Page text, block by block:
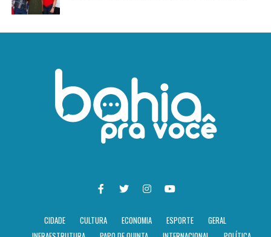
CIDADE CULTURA ECONOMIA ESPORTE
GERAL